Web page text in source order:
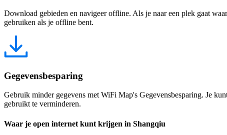
Download gebieden en navigeer offline. Als je naar een plek gaat
gebruiken als je offline bent.
Gegevensbesparing
Gebruik minder gegevens met WiFi Map's Gegevensbesparing. Je
gebruikt te verminderen.
Waar je open internet kunt krijgen in Shangqiu